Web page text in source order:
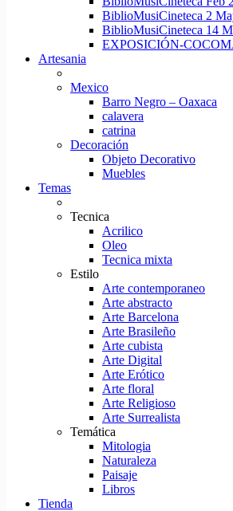
BiblioMusiCineteca 2
BiblioMusiCineteca 14
EXPOSICIÓN-
Artesania
Mexico
Barro Negro – Oaxaca
calavera
catrina
Decoración
Objeto Decorativo
Muebles
Temas
Tecnica
Acrilico
Oleo
Tecnica mixta
Estilo
Arte contemporaneo
Arte abstracto
Arte Barcelona
Arte Brasileño
Arte cubista
Arte Digital
Arte Erótico
Arte floral
Arte Religioso
Arte Surrealista
Temática
Mitologia
Naturaleza
Paisaje
Libros
Tienda